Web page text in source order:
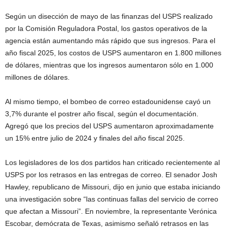
Según un disección de mayo de las finanzas del USPS realizado
por la Comisión Reguladora Postal, los gastos operativos de la
agencia están aumentando más rápido que sus ingresos. Para el
año fiscal 2025, los costos de USPS aumentaron en 1.800 millones
de dólares, mientras que los ingresos aumentaron sólo en 1.000
millones de dólares.
Al mismo tiempo, el bombeo de correo estadounidense cayó un
3,7% durante el postrer año fiscal, según el documentación.
Agregó que los precios del USPS aumentaron aproximadamente
un 15% entre julio de 2024 y finales del año fiscal 2025.
Los legisladores de los dos partidos han criticado recientemente al
USPS por los retrasos en las entregas de correo. El senador Josh
Hawley, republicano de Missouri, dijo en junio que estaba iniciando
una investigación sobre “las continuas fallas del servicio de correo
que afectan a Missouri”. En noviembre, la representante Verónica
Escobar, demócrata de Texas, asimismo señaló retrasos en las